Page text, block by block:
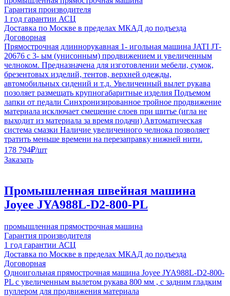
Гарантия производителя
1 год гарантии АСЦ
Доставка по Москве в пределах МКАД до подъезда
Договорная
Прямострочная длиннорукавная 1- игольная машина JATI JT-
20676 c 3- ым (унисонным) продвижением и увеличенным
челноком. Предназначена для изготовлении мебели, сумок,
брезентовых изделий, тентов, верхней одежды,
автомобильных сидений и т.д. Увеличенный вылет рукава
позоляет размещать крупногабаритные изделия Подъемом
лапки от педали Синхронизированное тройное продвижение
материала исключает смещение слоев при шитье (игла не
выходит из материала за время подачи) Автоматическая
система смазки Наличие увеличенного челнока позволяет
тратить меньше времени на перезаправку нижней нити.
178 794₽/шт
Заказать
Промышленная швейная машина
Joyee JYA988L-D2-800-PL
промышленная прямострочная машина
Гарантия производителя
1 год гарантии АСЦ
Доставка по Москве в пределах МКАД до подъезда
Договорная
Одноигольная прямострочная машина Joyee JYA988L-D2-800-
PL с увеличенным вылетом рукава 800 мм , с задним гладким
пуллером для продвижения материала